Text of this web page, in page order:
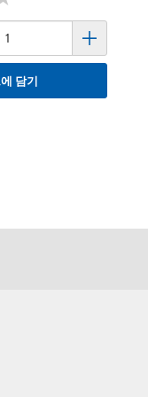
담기